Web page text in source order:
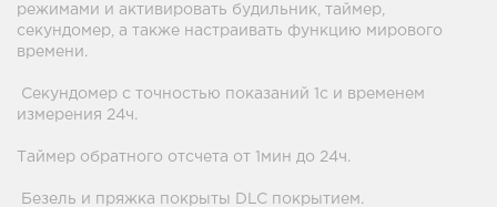
режимами и активировать будильник, таймер,
секундомер, а также настраивать функцию мирового
времени.
Секундомер с точностью показаний 1с и временем
измерения 24ч.
Таймер обратного отсчета от 1мин до 24ч.
Безель и пряжка покрыты DLC покрытием.